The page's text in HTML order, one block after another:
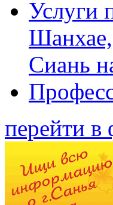
Услуги
Сиань
перейти в